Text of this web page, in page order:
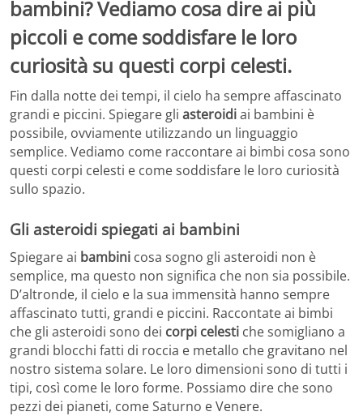
bambini? Vediamo cosa dire ai più
piccoli e come soddisfare le loro
curiosità su questi corpi celesti.
Fin dalla notte dei tempi, il cielo ha sempre affascinato
grandi e piccini. Spiegare gli asteroidiai bambini è
possibile, ovviamente utilizzando un linguaggio
semplice. Vediamo come raccontare ai bimbi cosa sono
questi corpi celesti e come soddisfare le loro curiosità
sullo spazio.
Gli asteroidi spiegati ai bambini
Spiegare ai bambini cosa sogno gli asteroidi non è
semplice, ma questo non significa che non sia possibile.
D’altronde, il cielo e la sua immensità hanno sempre
affascinato tutti, grandi e piccini. Raccontate ai bimbi
che gli asteroidi sono dei corpi celesti che somigliano a
grandi blocchi fatti di roccia e metallo che gravitano nel
nostro sistema solare. Le loro dimensioni sono di tutti i
tipi, così come le loro forme. Possiamo dire che sono
pezzi dei pianeti, come Saturno e Venere.